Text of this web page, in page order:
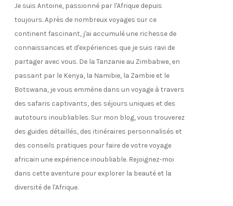
Je suis Antoine, passionné par l'Afrique depuis
toujours. Après de nombreux voyages sur ce
continent fascinant, j'ai accumulé une richesse de
connaissances et d'expériences que je suis ravi de
partager avec vous. De la Tanzanie au Zimbabwe, en
passant par le Kenya, la Namibie, la Zambie et le
Botswana, je vous emmène dans un voyage à travers
des safaris captivants, des séjours uniques et des
autotours inoubliables. Sur mon blog, vous trouverez
des guides détaillés, des itinéraires personnalisés et
des conseils pratiques pour faire de votre voyage
africain une expérience inoubliable. Rejoignez-moi
dans cette aventure pour explorer la beauté et la
diversité de l'Afrique.